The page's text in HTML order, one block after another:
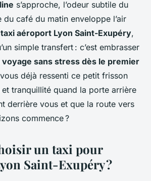
s’approche, l’odeur subtile du
du café du matin enveloppe l’air
taxi aéroport Lyon Saint-Exupéry,
simple transfert : c’est embrasser
voyage sans stress dès le premier
déjà ressenti ce petit frisson
tranquillité quand la porte arrière
derrière vous et que la route vers
commence ?
un taxi pour
Saint-Exupéry ?